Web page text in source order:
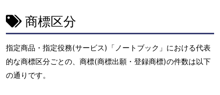
商標区分
指定商品・指定役務(サービス)「ノートブック」における代表
的な商標区分ごとの、商標(商標出願・登録商標)の件数は以下
の通りです。